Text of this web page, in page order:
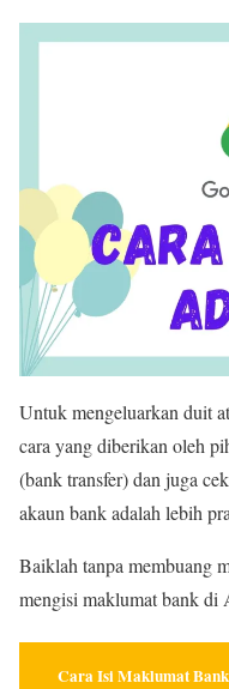
Untuk mengeluarkan duit
cara yang diberikan oleh
(bank transfer) dan juga
akaun bank adalah lebih
Baiklah tanpa membuang
mengisi maklumat bank di
Cara Isi Maklumat Bank